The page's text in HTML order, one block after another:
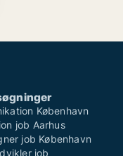
København
job Aarhus
job København
job